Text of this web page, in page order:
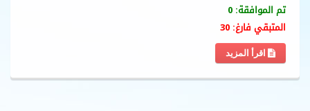
تم الموافقة: 0
المتبقي فارغ: 30
اقرأ المزيد